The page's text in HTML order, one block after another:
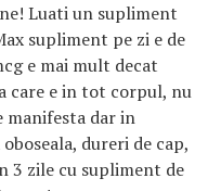
Luati un supliment
supliment pe zi e de
e mai mult decat
care e in tot corpul, nu
manifesta dar in
dureri de cap,
3 zile cu supliment de